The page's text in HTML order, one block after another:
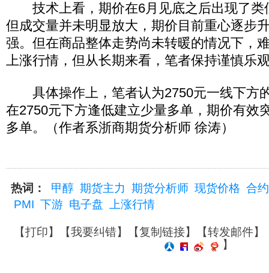
技术上看，期价在6月见底之后出现了类
但成交量并未明显放大，期价目前重心逐步
强。但在商品整体走势尚未转暖的情况下，
上涨行情，但从长期来看，笔者保持谨慎乐
具体操作上，笔者认为2750元一线下方
在2750元下方逢低建立少量多单，期价有效
多单。（作者系浙商期货分析师 徐涛）
热词： 甲醇 期货主力 期货分析师 现货价格 合
PMI 下游 电子盘 上涨行情
【打印】【我要纠错】【复制链接】【转发邮件】
】